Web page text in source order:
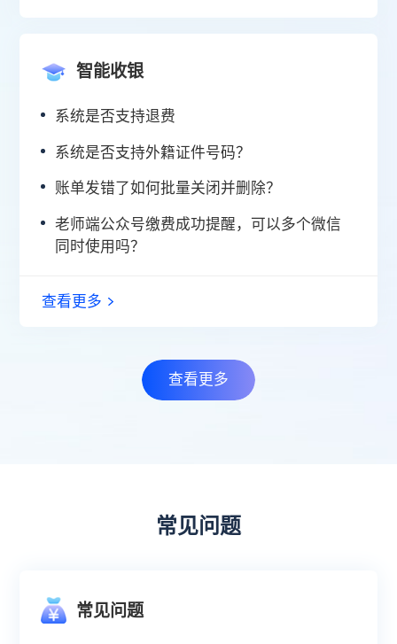
智能收银
系统是否支持退费
系统是否支持外籍证件号码？
账单发错了如何批量关闭并删除？
老师端公众号缴费成功提醒，可以多个微信
同时使用吗？
查看更多
查看更多
常见问题
常见问题